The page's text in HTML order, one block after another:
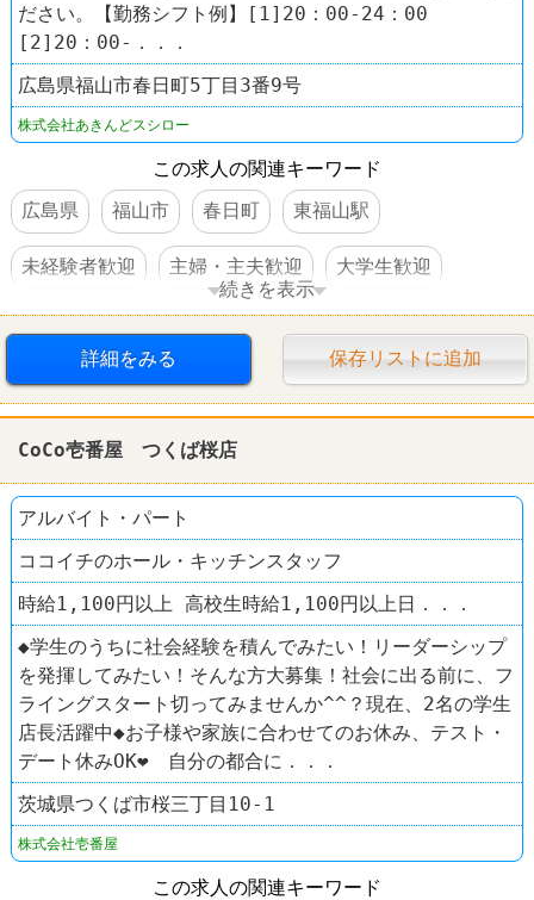
ださい。【勤務シフト例】[1]20：00-24：00
[2]20：00-．．．
広島県福山市春日町5丁目3番9号
株式会社あきんどスシロー
この求人の関連キーワード
広島県
福山市 春日町 東福山駅
未経験者歓迎 主婦・主夫歓迎 大学生歓迎
高校生OK 交通費支給 社員登用あり 駅チカ
禁煙・分煙
続きを表示
詳細をみる 保存リストに追加
CoCo壱番屋 つくば桜店
アルバイト・パート
ココイチのホール・キッチンスタッフ
時給1,100円以上 高校生時給1,100円以上日．．．
◆学生のうちに社会経験を積んでみたい！リーダーシップ
を発揮してみたい！そんな方大募集！社会に出る前に、フ
ライングスタート切ってみませんか^^？現在、2名の学生
店長活躍中◆お子様や家族に合わせてのお休み、テスト・
デート休みOK❤ 自分の都合に．．．
茨城県つくば市桜三丁目10-1
株式会社壱番屋
この求人の関連キーワード